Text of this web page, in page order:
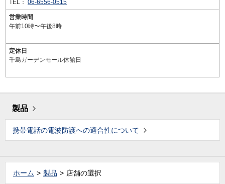
TEL： 06-6556-0515
営業時間
午前10時〜午後8時
定休日
千島ガーデンモール休館日
製品
携帯電話の電波防護への適合性について
ホーム 製品 店舗の選択